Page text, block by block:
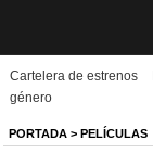
Biografías
Películas
Cartelera de estrenos
género
PORTADA > PELÍCULAS